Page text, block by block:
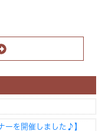
ーを開催しました♪】